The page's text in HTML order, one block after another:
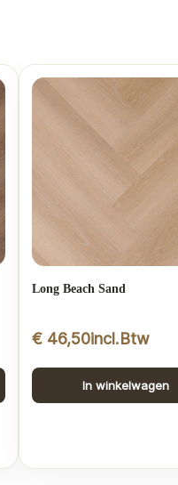
Long Beach Sand
€46,50incl.Btw
In winkelwagen